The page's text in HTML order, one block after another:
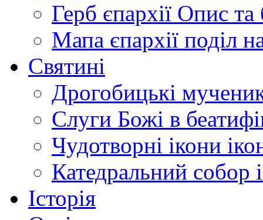
Герб єпархії Опис та
Мапа єпархії поділ
Святині
Дрогобицькі
Слуги Божі в
Чудотворні ікони
Катедральний собор
Історія